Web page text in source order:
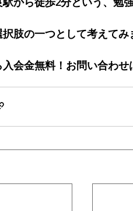
肢の一つとして考えてみ
会金無料！お問い合わせ